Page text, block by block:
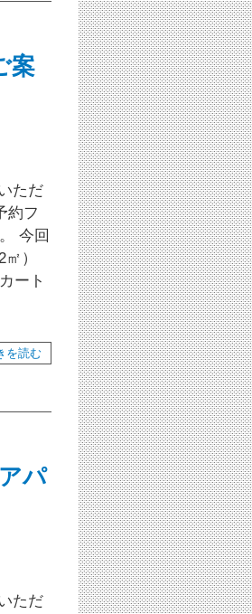
案
ただ
約フ
今回
）
ート
を読む
パ
ただ